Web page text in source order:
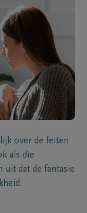
over de feiten
als die
uit dat de fantasie